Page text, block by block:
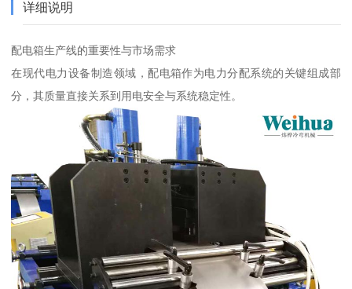
详细说明
配电箱生产线的重要性与市场需求
在现代电力设备制造领域，配电箱作为电力分配系统的关键组成部
分，其质量直接关系到用电安全与系统稳定性。